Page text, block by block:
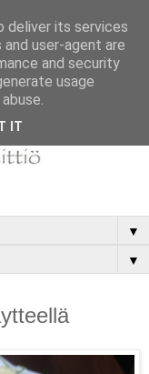
▼
▼
deliver its services
user-agent are
and security
usage
IT